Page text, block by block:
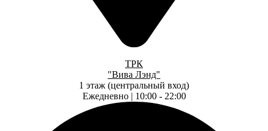
ТРК
"Вива Лэнд"
1 этаж (центральный вход)
Ежедневно | 10:00 - 22:00